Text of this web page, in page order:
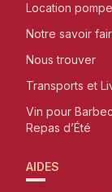
Location
Notre savoir
Nous trouver
Transports et
Vin pour
Repas d’Été
AIDES